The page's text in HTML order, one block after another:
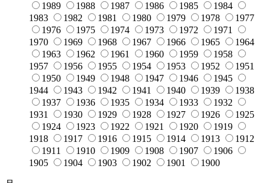
1989
1988 1987 1986 1985
1984
1983
1982 1981 1980 1979 1978
1977
1976
1975 1974 1973 1972
1971
1970
1969 1968 1967 1966 1965
1964
1963
1962 1961 1960 1959
1958
1957
1956 1955 1954 1953 1952
1951
1950
1949 1948 1947 1946
1945
1944
1943 1942 1941 1940 1939
1938
1937
1936 1935 1934 1933
1932
1931
1930 1929 1928 1927 1926
1925
1924
1923 1922 1921 1920
1919
1918
1917 1916 1915 1914 1913
1912
1911
1910 1909 1908 1907
1906
1905
1904 1903 1902 1901 1900